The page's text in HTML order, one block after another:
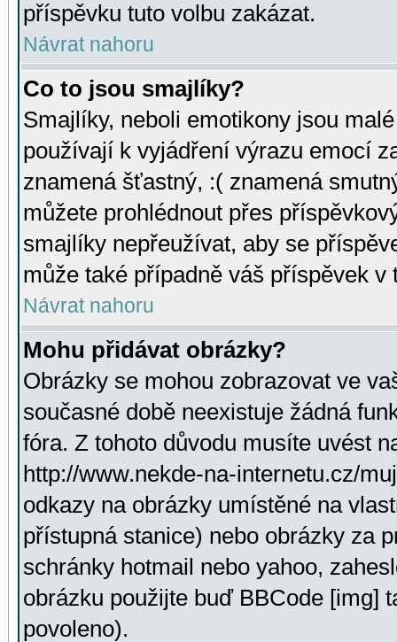
příspěvku tuto volbu zakázat.
Návrat nahoru
Co to jsou smajlíky?
Smajlíky, neboli emotikony jsou
používají k vyjádření výrazu emocí
znamená šťastný, :( znamená
můžete prohlédnout přes
smajlíky nepřeužívat, aby se
může také případně váš příspěvek v
Návrat nahoru
Mohu přidávat obrázky?
Obrázky se mohou zobrazovat ve
současné době neexistuje žádná
fóra. Z tohoto důvodu musíte uvést
http://www.nekde-na-internetu.cz/
odkazy na obrázky umístěné na
přístupná stanice) nebo obrázky za
schránky hotmail nebo yahoo,
obrázku použijte buď BBCode [img]
povoleno).